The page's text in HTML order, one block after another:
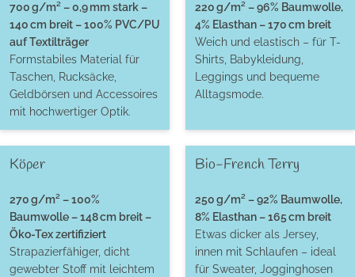
700 g/m² – 0,9 mm stark –
140 cm breit – 100% PVC/PU
auf Textilträger
Formstabiles Material für
Taschen, Rucksäcke,
Geldbörsen und Accessoires
mit hochwertiger Optik.
220 g/m² – 96% Baumwolle,
4% Elasthan – 170 cm breit
Weich und elastisch – für T-
Shirts, Babykleidung,
Leggings und bequeme
Alltagsmode.
Köper
270 g/m² – 100%
Baumwolle – 148 cm breit –
Öko-Tex zertifiziert
Strapazierfähiger, dicht
gewebter Stoff mit leichtem
Bio-French Terry
250 g/m² – 92% Baumwolle,
8% Elasthan – 165 cm breit
Etwas dicker als Jersey,
innen mit Schlaufen – ideal
für Sweater, Jogginghosen